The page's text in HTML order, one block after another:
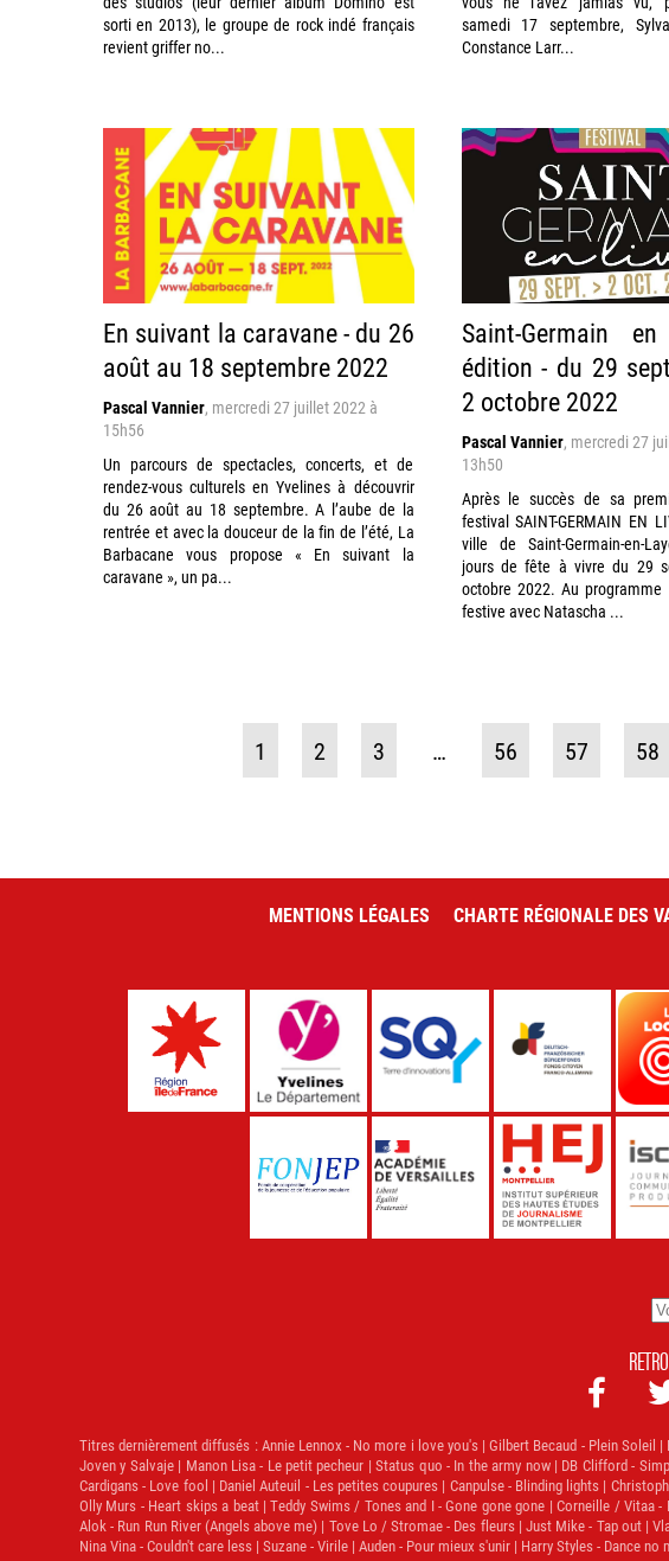
sorti en 2013), le groupe de rock indé français
revient griffer no...
samedi 17 septembre,
Constance Larr...
En suivant la caravane - du 26
août au 18 septembre 2022
Pascal Vannier, mercredi 27 juillet 2022 à
15h56
Un parcours de spectacles, concerts, et de
rendez-vous culturels en Yvelines à découvrir
du 26 août au 18 septembre. A l’aube de la
rentrée et avec la douceur de la fin de l’été, La
Barbacane vous propose « En suivant la
caravane », un pa...
Saint-Germain
édition - du 29
2 octobre 2022
Pascal Vannier, mercredi 27
13h50
Après le succès de sa
festival SAINT-GERMAIN EN
ville de Saint-Germain-en-
jours de fête à vivre du 29
octobre 2022. Au programme
festive avec Natascha ...
1 2 3 … 56 57 58
MENTIONS LÉGALES CHARTE RÉGIONALE DES

Titres dernièrement diffusés :Annie Lennox - No more i love you's | Gilbert Becaud - Plein Soleil
Joven y Salvaje | Manon Lisa - Le petit pecheur | Status quo - In the army now | DB Clifford -
Cardigans - Love fool | Daniel Auteuil - Les petites coupures | Canpulse - Blinding lights |
Olly Murs - Heart skips a beat | Teddy Swims / Tones and I - Gone gone gone | Corneille /
Alok - Run Run River (Angels above me) | Tove Lo / Stromae - Des fleurs | Just Mike - Tap out |
Nina Vina - Couldn't care less | Suzane - Virile | Auden - Pour mieux s'unir | Harry Styles - Dance